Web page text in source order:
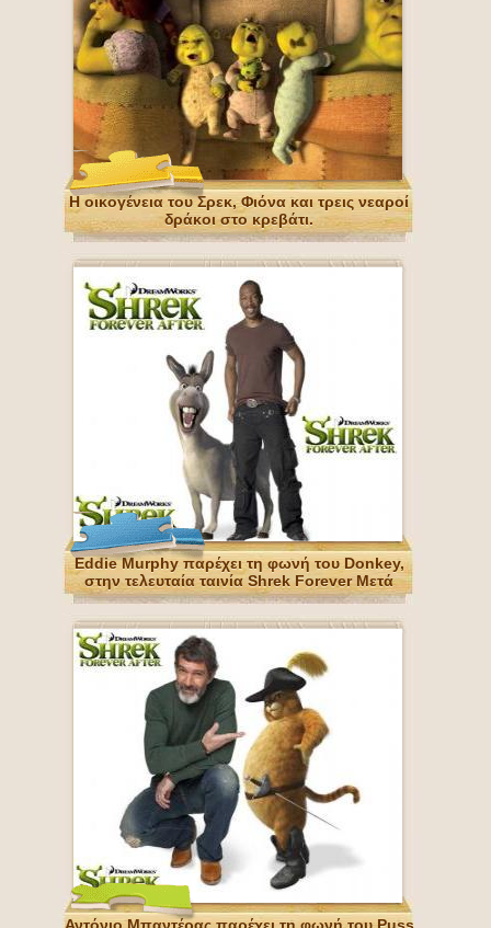
Η οικογένεια του Σρεκ, Φιόνα και τρεις νεαροί
δράκοι στο κρεβάτι.
Eddie Murphy παρέχει τη φωνή του Donkey,
στην τελευταία ταινία Shrek Forever Μετά